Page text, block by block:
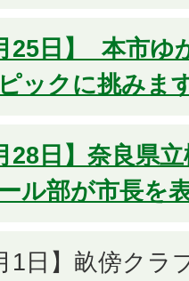
25日】 本市ゆ
ックに挑みま
28日】奈良県
ル部が市長を
1日】畝傍クラ